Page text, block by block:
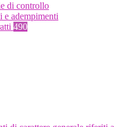
di controllo
e adempimenti
490